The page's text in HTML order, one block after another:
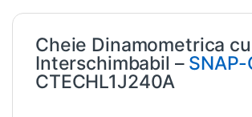
Cheie Dinamometrica
Interschimbabil – SNAP-
CTECHL1J240A